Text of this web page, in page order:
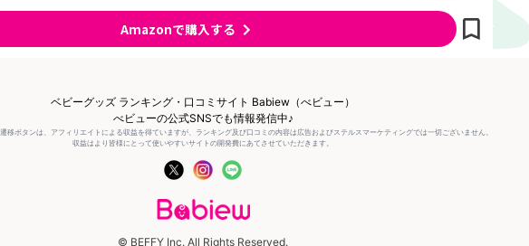
Amazonで購入する
ベビーグッズ ランキング・口コミサイト Babiew（べビュー）
べビューの公式SNSでも情報発信中♪
移ボタンは、アフィリエイトによる収益を得ていますが、ランキング及び口コミの内容は広告およびステルスマーケティングでは一切ございません。
収益はより皆様にとって使いやすいサイトの開発費にあてさせていただきます。
© BEFFY Inc. All Rights Reserved.